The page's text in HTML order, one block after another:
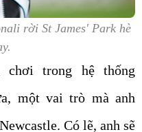
rời St James' Park hè
chơi trong hệ thống
một vai trò mà anh
Có lẽ, anh sẽ